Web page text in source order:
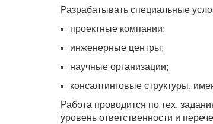
Разрабатывать специальные
проектные компании;
инженерные центры;
научные организации;
консалтинговые структуры,
Работа проводится по тех.
уровень ответственности и